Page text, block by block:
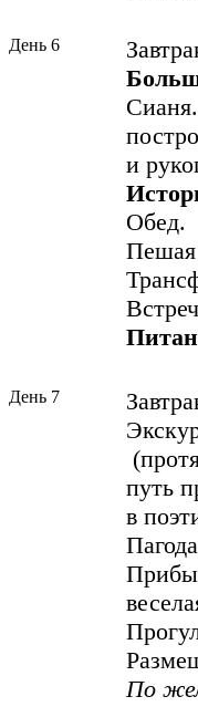
День 6
и
Обед.
Пешая
День 7
путь
в
По